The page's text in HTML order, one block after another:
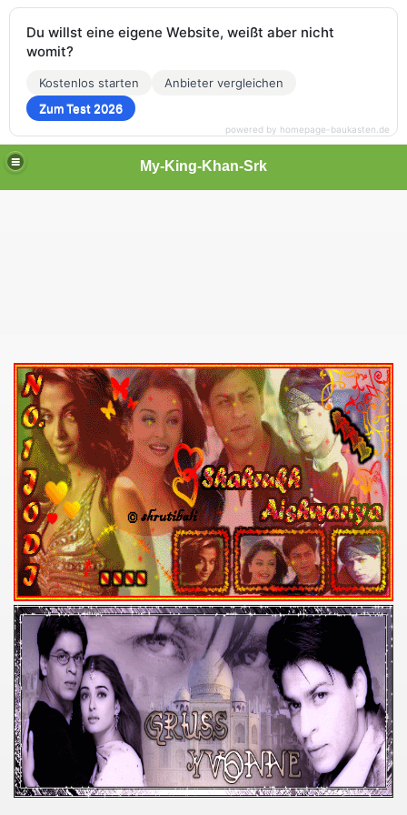
My-King-Khan-Srk
Du willst eine eigene Website, weißt aber nicht
womit?
Kostenlos starten
Anbieter vergleichen
Zum Test 2026
powered by homepage-baukasten.de